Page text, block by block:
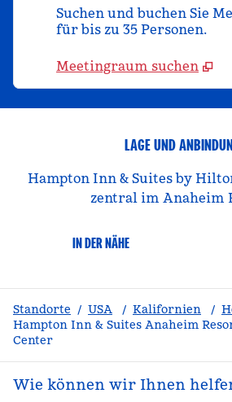
Suchen und buchen Sie
für bis zu 35 Personen.
Meetingraum suchen
LAGE UND
Hampton Inn & Suites by
zentral im Anaheim
IN DER NÄHE
Standorte / USA / Kalifornien /
Hampton Inn & Suites Anaheim
Center
Wie können wir Ihnen